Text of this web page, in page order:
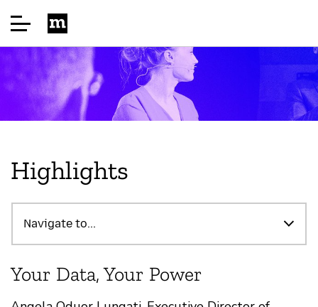
Página principal
Sponsor
Preguntas frecuentes
Ponentes
Highlights
Navigate to...
Your Data, Your Power